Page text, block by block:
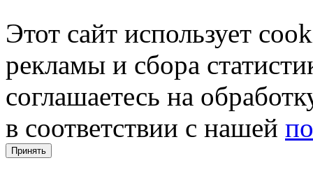
Этот сайт использует
рекламы и сбора
соглашаетесь на
в соответствии с нашей
Принять